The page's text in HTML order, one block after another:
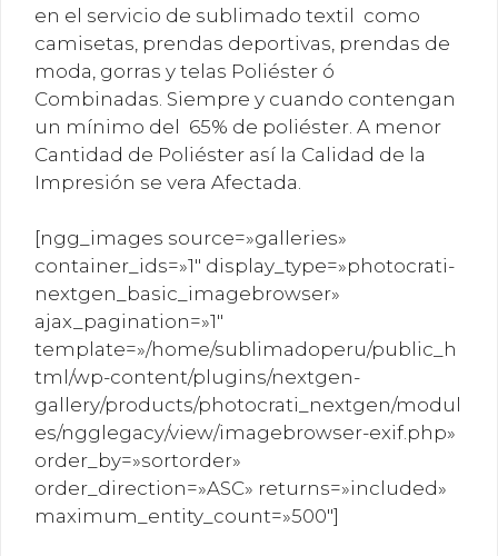
en el servicio de sublimado textil como
camisetas, prendas deportivas, prendas de
moda, gorras y telas Poliéster ó
Combinadas. Siempre y cuando contengan
un mínimo del 65% de poliéster. A menor
Cantidad de Poliéster así la Calidad de la
Impresión se vera Afectada.
[ngg_images source=»galleries»
container_ids=»1″ display_type=»photocrati-
nextgen_basic_imagebrowser»
ajax_pagination=»1″
template=»/home/sublimadoperu/public_h
tml/wp-content/plugins/nextgen-
gallery/products/photocrati_nextgen/modul
es/ngglegacy/view/imagebrowser-exif.php»
order_by=»sortorder»
order_direction=»ASC» returns=»included»
maximum_entity_count=»500″]